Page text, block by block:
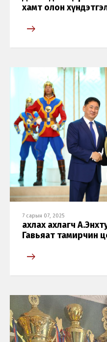
хамт олон
7 сарын 07, 2025
ахлах ахлагч
Гавьяат тамирчин